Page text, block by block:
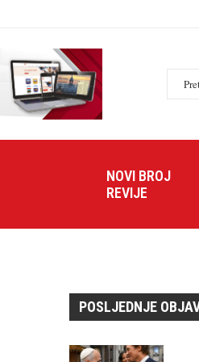
NOVI BROJ
REVIJE
POSLJEDNJE